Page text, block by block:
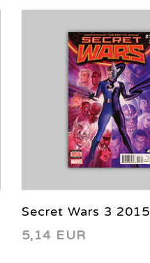
Secret Wars 3 2015
5,14 EUR